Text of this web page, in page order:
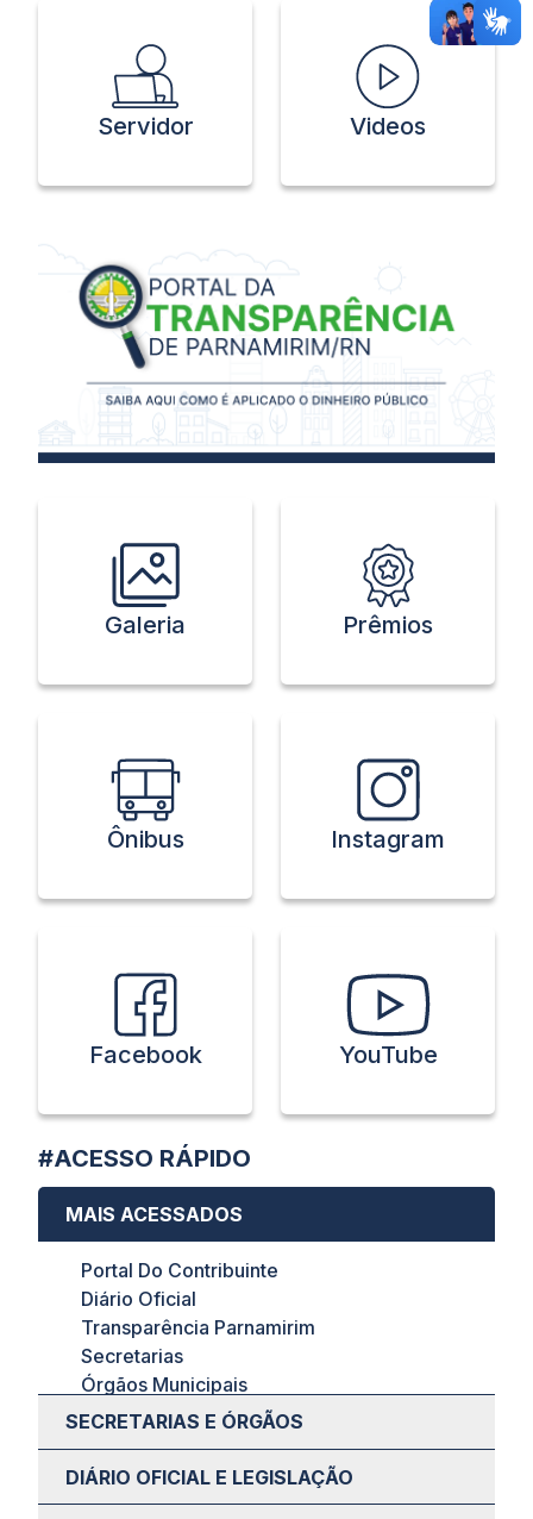
Servidor Videos
#ACESSO RÁPIDO
MAIS ACESSADOS
Portal Do Contribuinte
Diário Oficial
Transparência Parnamirim
Secretarias
Órgãos Municipais
Ouvidoria
Acesso Web Email
Portal De Editais
SECRETARIAS E ÓRGÃOS
DIÁRIO OFICIAL E LEGISLAÇÃO
Galeria Prêmios
Ônibus Instagram
Facebook YouTube